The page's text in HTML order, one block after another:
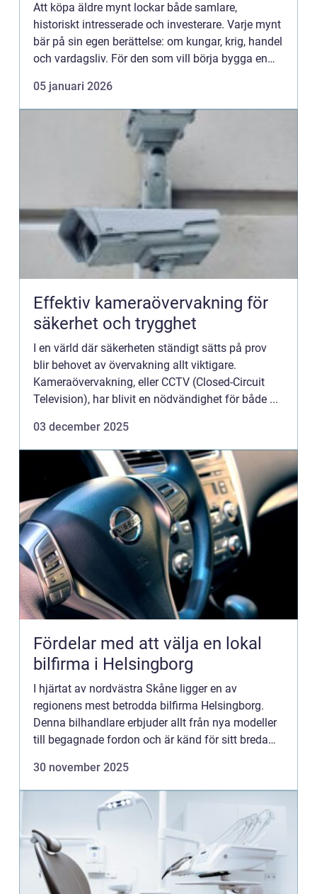
Att köpa äldre mynt lockar både samlare,
historiskt intresserade och investerare. Varje mynt
bär på sin egen berättelse: om kungar, krig, handel
och vardagsliv. För den som vill börja bygga en
05 januari 2026
Effektiv kameraövervakning för
säkerhet och trygghet
I en värld där säkerheten ständigt sätts på prov
blir behovet av övervakning allt viktigare.
Kameraövervakning, eller CCTV (Closed-Circuit
Television), har blivit en nödvändighet för både ...
03 december 2025
Fördelar med att välja en lokal
bilfirma i Helsingborg
I hjärtat av nordvästra Skåne ligger en av
regionens mest betrodda bilfirma Helsingborg.
Denna bilhandlare erbjuder allt från nya modeller
till begagnade fordon och är känd för sitt breda
30 november 2025